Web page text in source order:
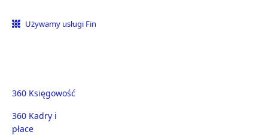
Używamy usługi Fin
360 Księgowość
360 Kadry i
płace